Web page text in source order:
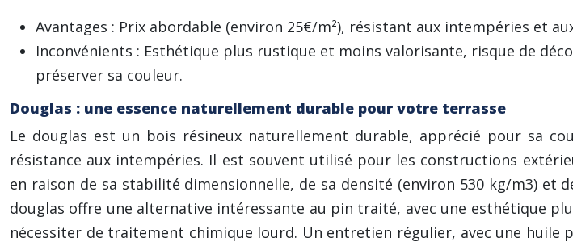
Avantages : Prix abordable (environ 25€/m²), résistant aux intempéries et
Inconvénients : Esthétique plus rustique et moins valorisante, risque de
préserver sa couleur.
Douglas : une essence naturellement durable pour votre terrasse
Le douglas est un bois résineux naturellement durable, apprécié pour sa
résistance aux intempéries. Il est souvent utilisé pour les constructions
en raison de sa stabilité dimensionnelle, de sa densité (environ 530 kg/m3) et
douglas offre une alternative intéressante au pin traité, avec une esthétique
nécessiter de traitement chimique lourd. Un entretien régulier, avec une